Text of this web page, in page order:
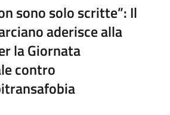
sono solo scritte”: Il
aderisce alla
la Giornata
contro